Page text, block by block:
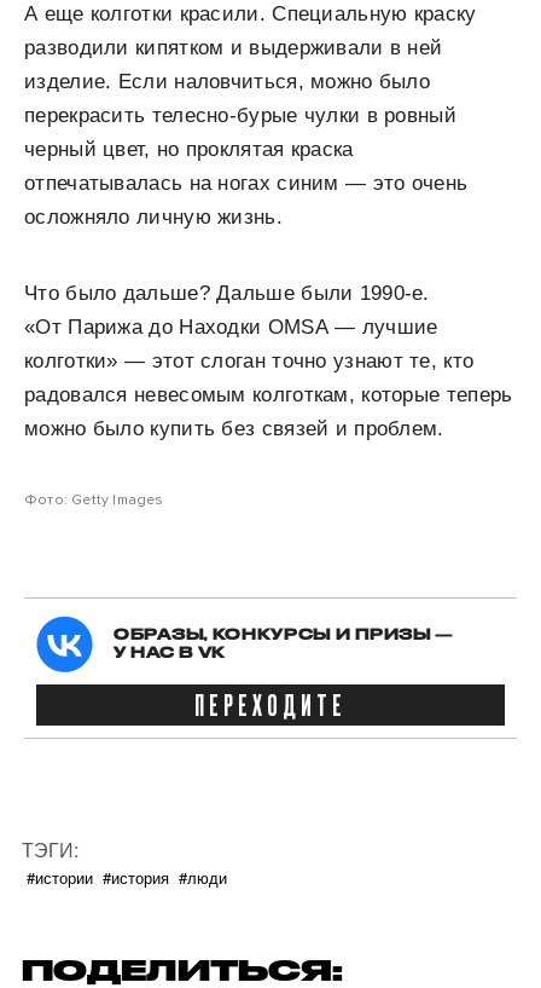
А еще колготки красили. Специальную краску
разводили кипятком и выдерживали в ней
изделие. Если наловчиться, можно было
перекрасить телесно-бурые чулки в ровный
черный цвет, но проклятая краска
отпечатывалась на ногах синим — это очень
осложняло личную жизнь.
Что было дальше? Дальше были 1990-е.
«От Парижа до Находки OMSA — лучшие
колготки» — этот слоган точно узнают те, кто
радовался невесомым колготкам, которые теперь
можно было купить без связей и проблем.
Фото: Getty Images
ОБРАЗЫ, КОНКУРСЫ И ПРИЗЫ —
У НАС В VK
ПЕРЕХОДИТЕ
ТЭГИ:
#истории #история #люди
ПОДЕЛИТЬСЯ: